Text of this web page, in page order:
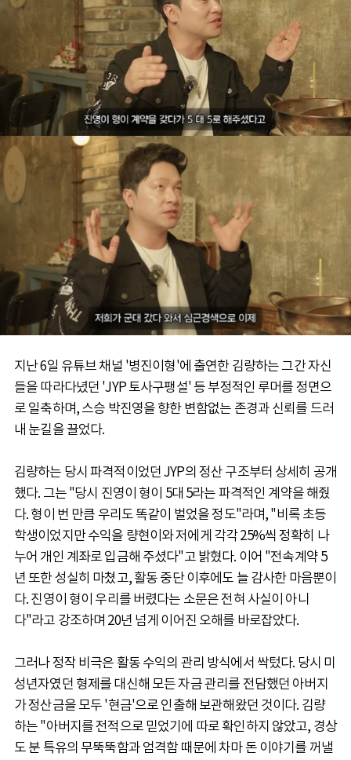
지난 6일 유튜브 채널 '병진이형'에 출연한 김량하는 그간 자신
들을 따라다녔던 'JYP 토사구팽설' 등 부정적인 루머를 정면으
로 일축하며, 스승 박진영을 향한 변함없는 존경과 신뢰를 드러
내 눈길을 끌었다.
김량하는 당시 파격적이었던 JYP의 정산 구조부터 상세히 공개
했다. 그는 "당시 진영이 형이 5대 5라는 파격적인 계약을 해줬
다. 형이 번 만큼 우리도 똑같이 벌었을 정도"라며, "비록 초등
학생이었지만 수익을 량현이와 저에게 각각 25%씩 정확히 나
누어 개인 계좌로 입금해 주셨다"고 밝혔다. 이어 "전속계약 5
년 또한 성실히 마쳤고, 활동 중단 이후에도 늘 감사한 마음뿐이
다. 진영이 형이 우리를 버렸다는 소문은 전혀 사실이 아니
다"라고 강조하며 20년 넘게 이어진 오해를 바로잡았다.
그러나 정작 비극은 활동 수익의 관리 방식에서 싹텄다. 당시 미
성년자였던 형제를 대신해 모든 자금 관리를 전담했던 아버지
가 정산금을 모두 '현금'으로 인출해 보관해왔던 것이다. 김량
하는 "아버지를 전적으로 믿었기에 따로 확인하지 않았고, 경상
도 분 특유의 무뚝뚝함과 엄격함 때문에 차마 돈 이야기를 꺼낼